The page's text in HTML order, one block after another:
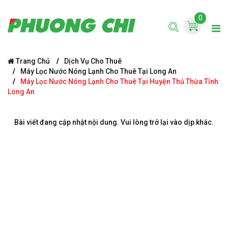
0
Trang Chủ
Dịch Vụ Cho Thuê
Máy Lọc Nước Nóng Lạnh Cho Thuê Tại Long An
Máy Lọc Nước Nóng Lạnh Cho Thuê Tại Huyện Thủ Thừa Tỉnh
Long An
Bài viết đang cập nhật nội dung. Vui lòng trở lại vào dịp khác.